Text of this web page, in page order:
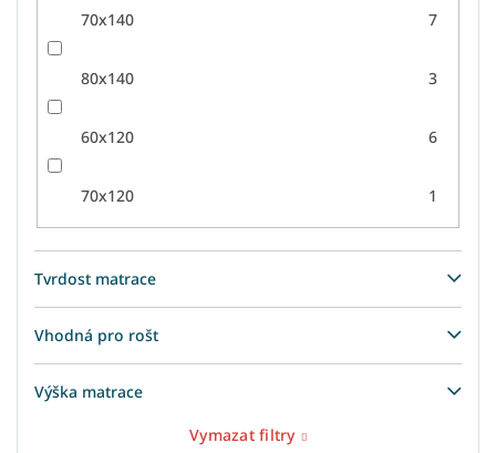
70x140 7
80x140 3
60x120 6
70x120 1
Tvrdost matrace
Vhodná pro rošt
Výška matrace
Vymazat filtry